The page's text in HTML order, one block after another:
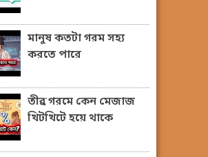
মানুষ কতটা গরম সহ্য
করতে পারে
তীব্র গরমে কেন মেজাজ
খিটখিটে হয়ে থাকে